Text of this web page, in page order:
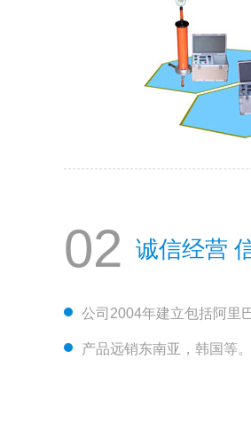
02 诚信经营
公司2004年建立包括阿里
产品远销东南亚，韩国等。